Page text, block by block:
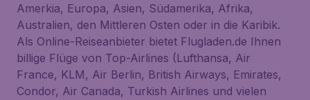
Amerkia, Europa, Asien, Südamerika, Afrika,
Australien, den Mittleren Osten oder in die Karibik.
Als Online-Reiseanbieter bietet Flugladen.de Ihnen
billige Flüge von Top-Airlines (Lufthansa, Air
France, KLM, Air Berlin, British Airways, Emirates,
Condor, Air Canada, Turkish Airlines und vielen